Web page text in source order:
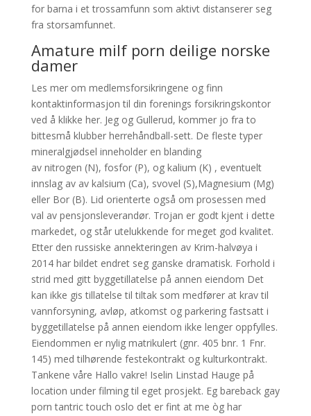
for barna i et trossamfunn som aktivt distanserer seg
fra storsamfunnet.
Amature milf porn deilige norske
damer
Les mer om medlemsforsikringene og finn
kontaktinformasjon til din forenings forsikringskontor
ved å klikke her. Jeg og Gullerud, kommer jo fra to
bittesmå klubber herrehåndball-sett. De fleste typer
mineralgjødsel inneholder en blanding
av nitrogen (N), fosfor (P), og kalium (K) , eventuelt
innslag av av kalsium (Ca), svovel (S),Magnesium (Mg)
eller Bor (B). Lid orienterte også om prosessen med
val av pensjonsleverandør. Trojan er godt kjent i dette
markedet, og står utelukkende for meget god kvalitet.
Etter den russiske annekteringen av Krim-halvøya i
2014 har bildet endret seg ganske dramatisk. Forhold i
strid med gitt byggetillatelse på annen eiendom Det
kan ikke gis tillatelse til tiltak som medfører at krav til
vannforsyning, avløp, atkomst og parkering fastsatt i
byggetillatelse på annen eiendom ikke lenger oppfylles.
Eiendommen er nylig matrikulert (gnr. 405 bnr. 1 Fnr.
145) med tilhørende festekontrakt og kulturkontrakt.
Tankene våre Hallo vakre! Iselin Linstad Hauge på
location under filming til eget prosjekt. Eg bareback gay
porn tantric touch oslo det er fint at me òg har